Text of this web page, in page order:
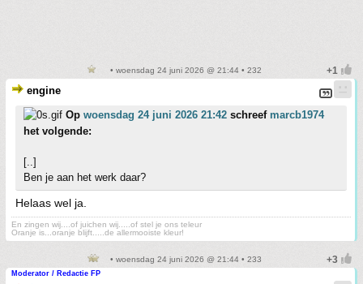
• woensdag 24 juni 2026 @ 21:44 • 232
engine
Op woensdag 24 juni 2026 21:42 schreef marcb1974
het volgende:
[..]
Ben je aan het werk daar?
Helaas wel ja.
En zingen wij....of juichen wij.....of stel je ons teleur
Oranje is...oranje blijft.....de allermooiste kleur!
• woensdag 24 juni 2026 @ 21:44 • 233
Moderator / Redactie FP